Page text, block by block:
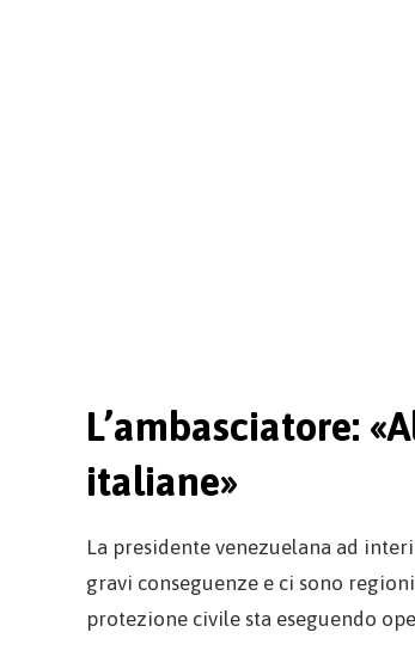
L’ambasciatore:
italiane»
La presidente venezuelana ad
gravi conseguenze e ci sono
protezione civile sta eseguendo